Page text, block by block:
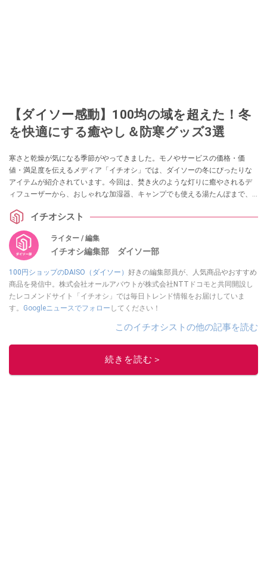
【ダイソー感動】100均の域を超えた！冬
を快適にする癒やし＆防寒グッズ3選
寒さと乾燥が気になる季節がやってきました。モノやサービスの価格・価
値・満足度を伝えるメディア「イチオシ」では、ダイソーの冬にぴったりな
アイテムが紹介されています。今回は、焚き火のような灯りに癒やされるデ
ィフューザーから、おしゃれな加湿器、キャンプでも使える湯たんぽまで、
イチオシスト
ライター / 編集
イチオシ編集部 ダイソー部
100円ショップのDAISO（ダイソー） 好きの編集部員が、人気商品やおすすめ
商品を発信中。株式会社オールアバウトが株式会社NTTドコモと共同開設し
たレコメンドサイト「イチオシ」では毎日トレンド情報をお届けしていま
す。 Googleニュースでフォロー してください！
このイチオシストの他の記事を読む
続きを読む＞